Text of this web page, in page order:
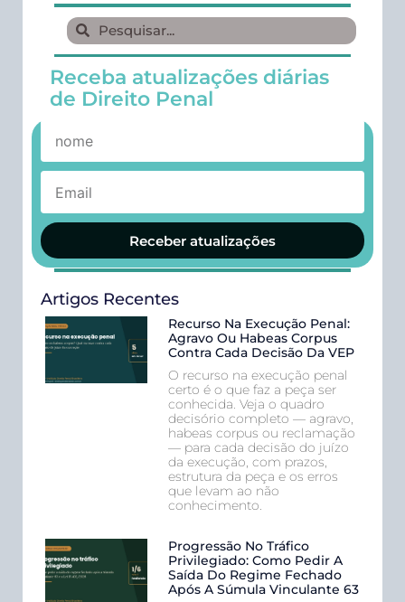
Receba atualizações diárias
de Direito Penal
Receber atualizações
Artigos Recentes
Recurso Na Execução Penal:
Agravo Ou Habeas Corpus
Contra Cada Decisão Da VEP
O recurso na execução penal
certo é o que faz a peça ser
conhecida. Veja o quadro
decisório completo — agravo,
habeas corpus ou reclamação
— para cada decisão do juízo
da execução, com prazos,
estrutura da peça e os erros
que levam ao não
conhecimento.
Progressão No Tráfico
Privilegiado: Como Pedir A
Saída Do Regime Fechado
Após A Súmula Vinculante 63